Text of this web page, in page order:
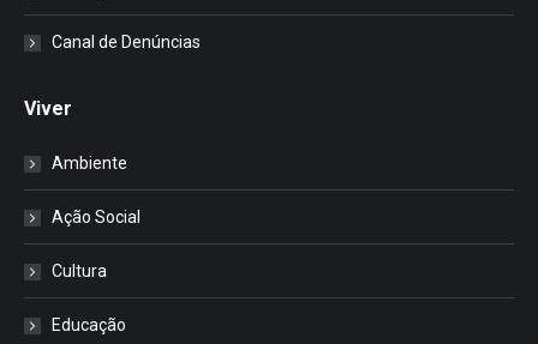
Canal de Denúncias
Viver
Ambiente
Ação Social
Cultura
Educação